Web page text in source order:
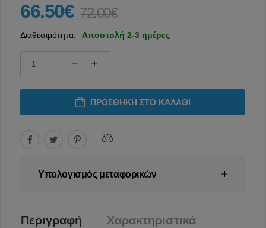
66.50€ 72.00€
Διαθεσιμότητα: Αποστολή 2-3 ημέρες
ΠΡΟΣΘΉΚΗ ΣΤΟ ΚΑΛΆΘΙ
Υπολογισμός μεταφορικών
Περιγραφή Χαρακτηριστικά